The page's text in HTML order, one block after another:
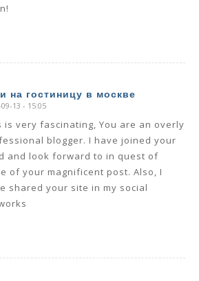
на гостиницу в москве
13 - 15:05
is very fascinating, You are an overly
blogger. I have joined your
and look forward to in quest of
of your magnificent post. Also, I
shared your site in my social